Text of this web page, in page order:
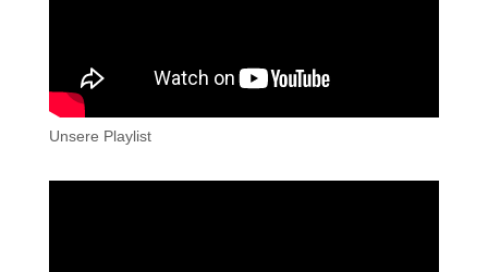
Unsere Playlist